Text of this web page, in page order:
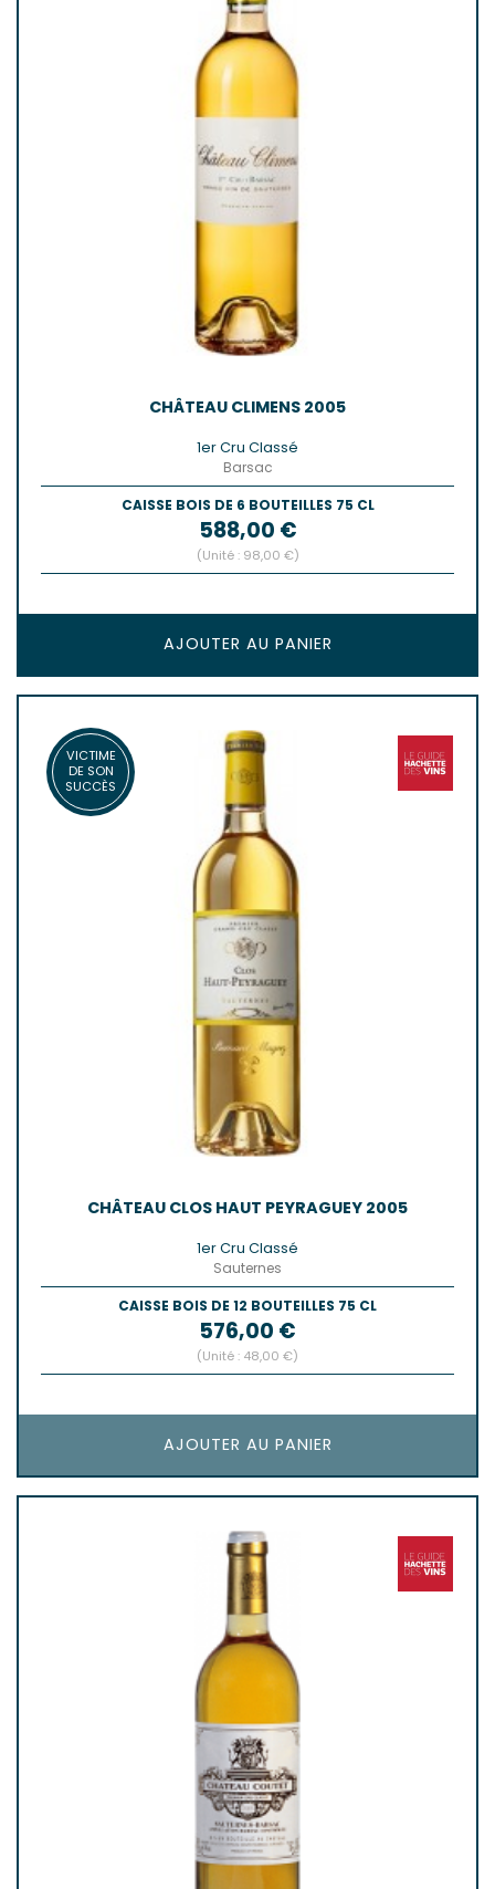
CHÂTEAU CLIMENS 2005
1er Cru Classé
Barsac
CAISSE BOIS DE 6 BOUTEILLES 75 CL
Prix
588,00 €
(Unité : 98,00 €)
AJOUTER AU PANIER
CHÂTEAU CLOS HAUT PEYRAGUEY 2005
1er Cru Classé
Sauternes
CAISSE BOIS DE 12 BOUTEILLES 75 CL
Prix
576,00 €
(Unité : 48,00 €)
AJOUTER AU PANIER
VICTIME
DE SON
SUCCÈS